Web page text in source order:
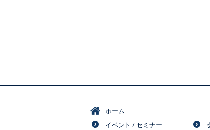
ホーム
イベント / セミナー